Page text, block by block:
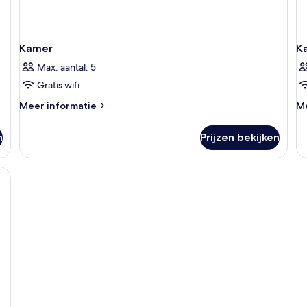
Kamer
Max. aantal: 5
Gratis wifi
Meer informatie
Meer
Prijzen bekijken